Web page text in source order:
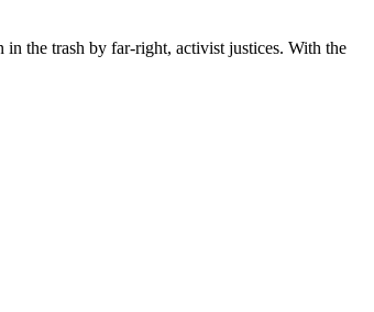
the trash by far-right, activist justices. With the